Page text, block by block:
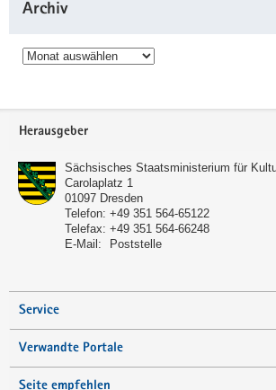
Archiv
Archiv
Service
Herausgeber
Sächsisches Staatsministerium für
Carolaplatz 1
01097 Dresden
Telefon: +49 351 564-65122
Telefax: +49 351 564-66248
E-Mail:
Poststelle
Service
Verwandte Portale
Seite empfehlen